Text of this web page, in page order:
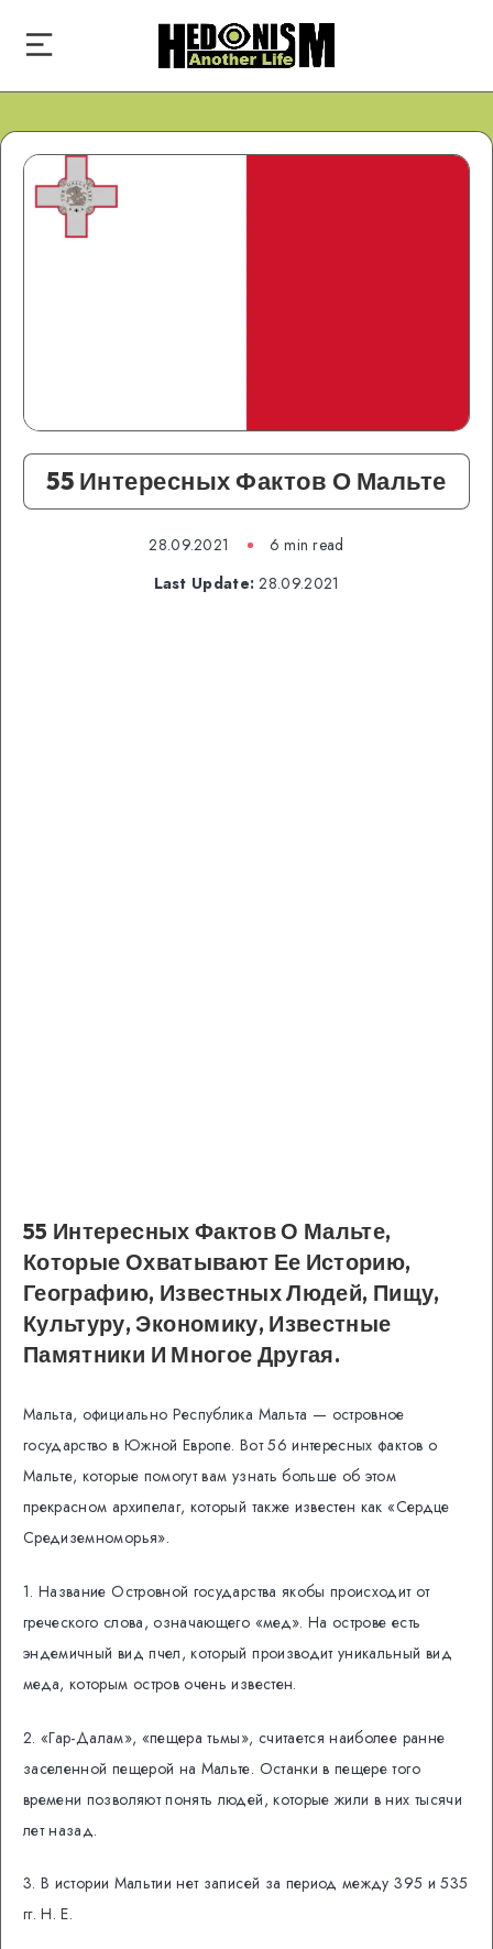
55 Интересных Фактов О Мальте
28.09.2021
6 min read
Last Update: 28.09.2021
55 Интересных Фактов О Мальте,
Которые Охватывают Ее Историю,
Географию, Известных Людей, Пищу,
Культуру, Экономику, Известные
Памятники И Многое Другая.
Мальта, официально Республика Мальта — островное
государство в Южной Европе. Вот 56 интересных фактов о
Мальте, которые помогут вам узнать больше об этом
прекрасном архипелаг, который также известен как «Сердце
Средиземноморья».
1. Название Островной государства якобы происходит от
греческого слова, означающего «мед». На острове есть
эндемичный вид пчел, который производит уникальный вид
меда, которым остров очень известен.
2. «Гар-Далам», «пещера тьмы», считается наиболее ранне
заселенной пещерой на Мальте. Останки в пещере того
времени позволяют понять людей, которые жили в них тысячи
лет назад.
3. В истории Мальтии нет записей за период между 395 и 535
гг. Н. Е.